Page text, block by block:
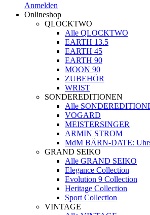
Anmelden
Onlineshop
QLOCKTWO
Alle QLOCKTWO
EARTH 13.5
EARTH 45
EARTH 90
MOON 90
ZUBEHÖR
WRIST
SONDEREDITIONEN
Alle
VOGARD
MEISTERSINGER
ARMIN STROM
MdM BÄRN-DATE:
GRAND SEIKO
Alle GRAND SEIKO
Elegance Collection
Evolution 9 Collection
Heritage Collection
Sport Collection
VINTAGE